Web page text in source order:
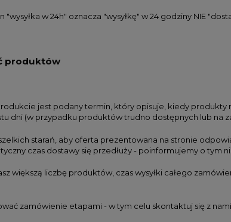
kredki na 12 szt.
zł
KOSZYKA
DRAWING GREY LINE -
kolorów w metalowej
47,20 zł
DO KOSZYKA
"wysyłka w 24h" oznacza "wysyłkę" w 24 godziny NIE
produktów
jest podany termin, który opisuje, kiedy produkty
dni (w przypadku produktów trudno dostępnych lub na
starań, aby oferta prezentowana na stronie
czas dostawy się przedłuży - poinformujemy o tym
większą liczbę produktów, czas wysyłki całego
zamówienie etapami - w tym celu skontaktuj się z